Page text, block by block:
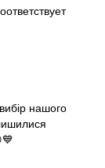
нашого